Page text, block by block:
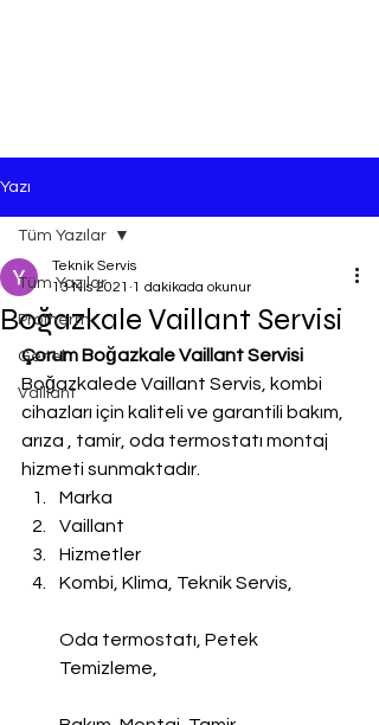
Yazı
Tüm Yazılar
Protherm
Genel
Vaillant
Tüm Yazılar
Boğazkale Vaillant Servisi
Teknik Servis
13 Nis 2021 1 dakikada okunur
Çorum Boğazkale Vaillant Servisi
Boğazkalede Vaillant Servis, kombi
cihazları için kaliteli ve garantili bakım,
arıza , tamir, oda termostatı montaj
hizmeti sunmaktadır.
Marka
Vaillant
Hizmetler
Kombi, Klima, Teknik Servis,
Oda termostatı, Petek
Temizleme,